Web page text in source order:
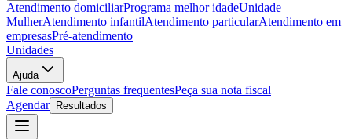
Atendimento domiciliarPrograma melhor idadeUnidade
MulherAtendimento infantilAtendimento particularAtendimento em
empresasPré-atendimento
Unidades
Ajuda
Fale conoscoPerguntas frequentesPeça sua nota fiscal
Agendar
Resultados